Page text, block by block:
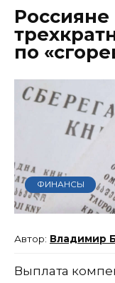
по
ФИНАНСЫ
Владимир
Выплата